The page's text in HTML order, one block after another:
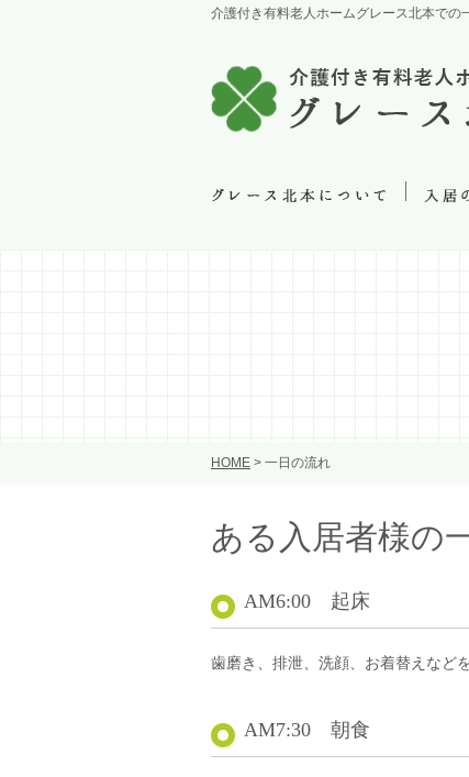
介護付き有料老人ホームグレース北本での
HOME > 一日の流れ
ある入居者様の
AM6:00 起床
歯磨き、排泄、洗顔、お着替えなど
AM7:30 朝食